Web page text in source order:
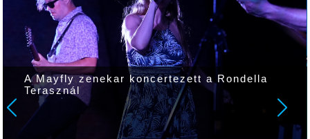
A Mayfly zenekar koncertezett a Rondella
Terasznál